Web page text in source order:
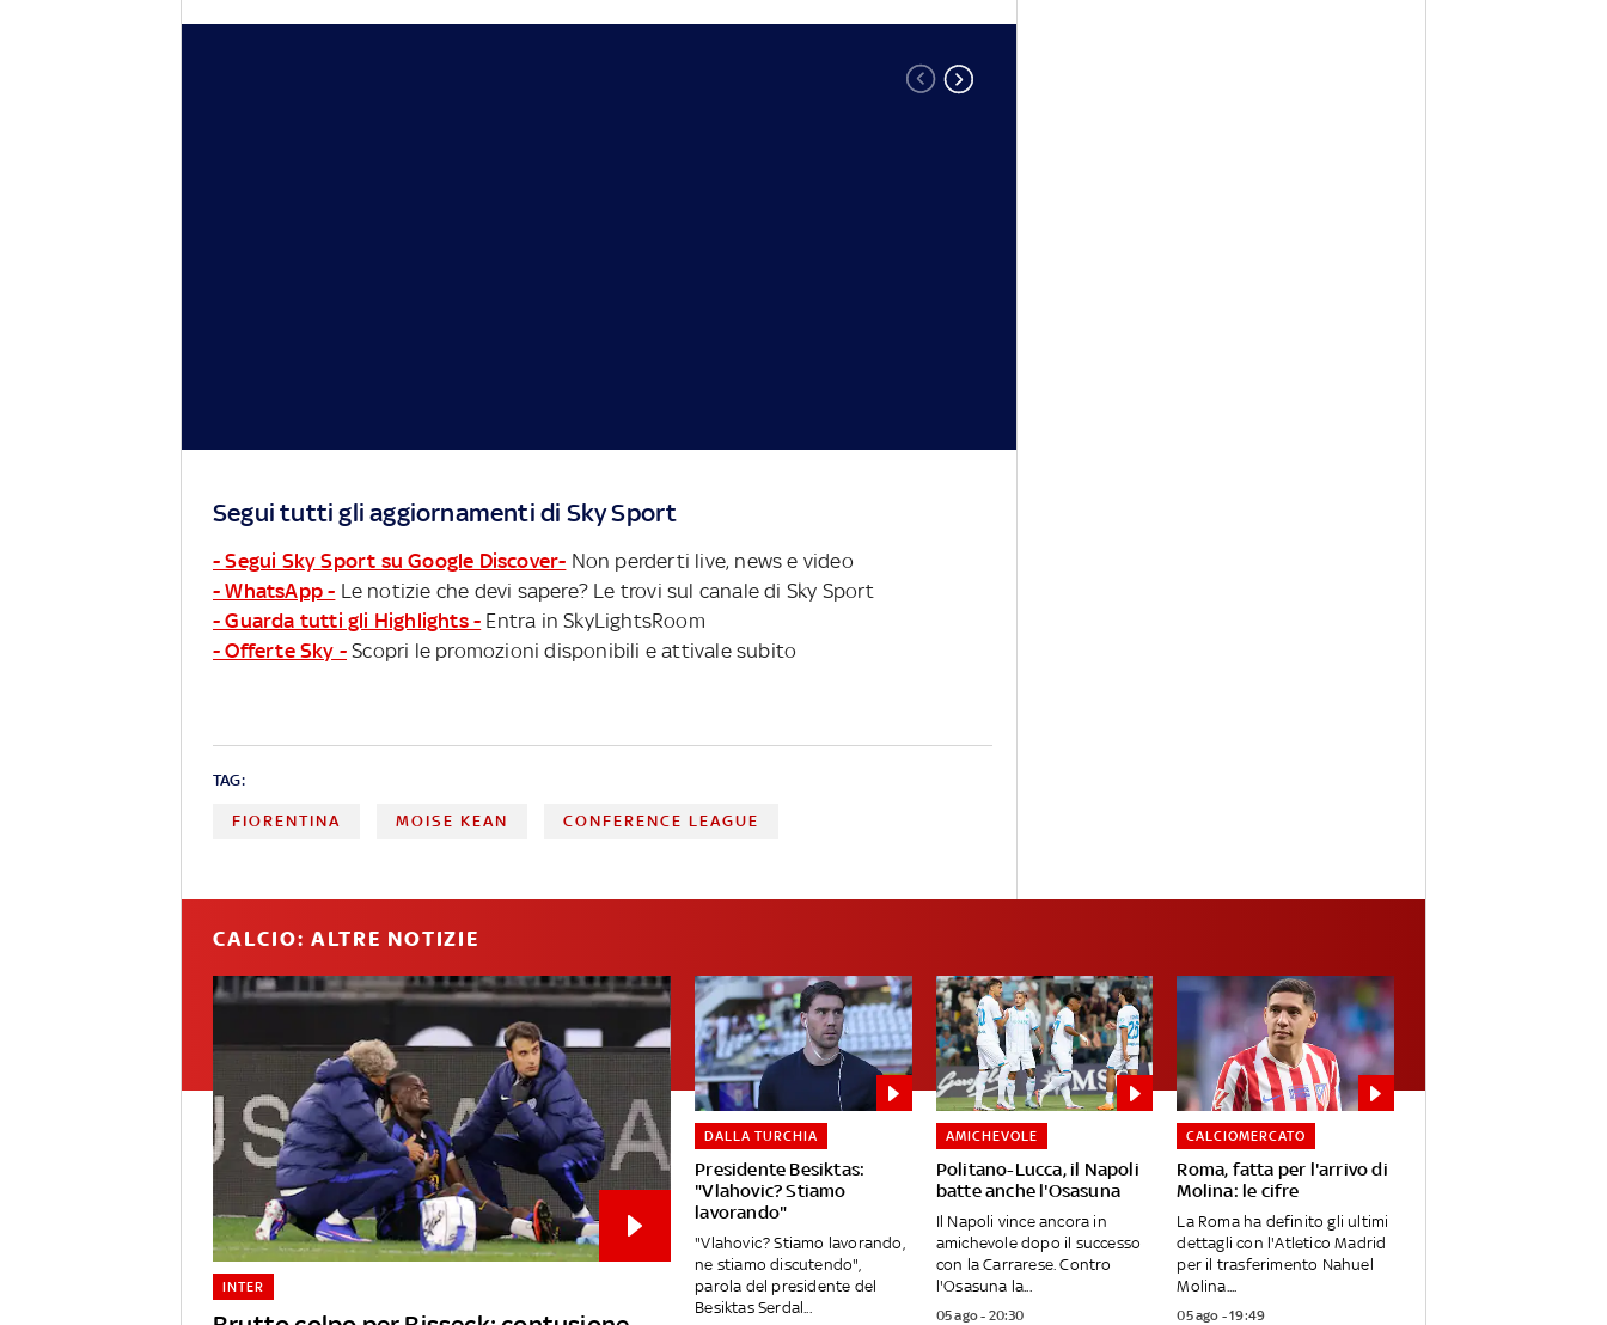
Segui tutti gli aggiornamenti di Sky Sport
- Segui Sky Sport su Google Discover- Non perderti live, news e video
- WhatsApp - Le notizie che devi sapere? Le trovi sul canale di Sky Sport
- Guarda tutti gli Highlights - Entra in SkyLightsRoom
- Offerte Sky - Scopri le promozioni disponibili e attivale subito
TAG:
FIORENTINA MOISE KEAN CONFERENCE LEAGUE
CALCIO: ALTRE NOTIZIE
INTER
Presidente Besiktas:
"Vlahovic? Stiamo
lavorando"
DALLA TURCHIA
"Vlahovic? Stiamo lavorando,
ne stiamo discutendo",
parola del presidente del
Besiktas Serdal...
Politano-Lucca, il Napoli
batte anche l'Osasuna
AMICHEVOLE
Il Napoli vince ancora in
amichevole dopo il successo
con la Carrarese. Contro
l'Osasuna la...
05 ago - 20:30
Roma, fatta per l'arrivo di
Molina: le cifre
CALCIOMERCATO
La Roma ha definito gli ultimi
dettagli con l'Atletico Madrid
per il trasferimento Nahuel
Molina....
05 ago - 19:49